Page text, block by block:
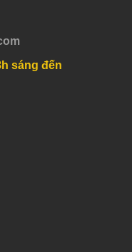
sáng đến